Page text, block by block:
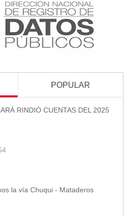
POPULAR
RINDIÓ CUENTAS DEL 2025
la vía Chuqui - Mataderos